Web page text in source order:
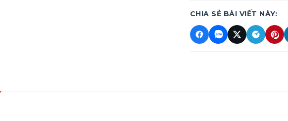
rộng (Unfolding Size)
Nguồn điện (Power –
AC)
V
CHIA SẺ BÀI VIẾT NÀY: